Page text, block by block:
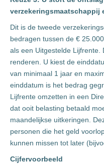
verzekeringsmaatschappij
Dit is de tweede
bedragen tussen de €
als een Uitgestelde Lijfrente.
renderen. U kiest de
van minimaal 1 jaar en
einddatum is het bedrag
Lijfrente omzetten in een
dat ooit belasting betaald
maandelijkse uitkeringen.
personen die het geld
kunnen missen tot later
Cijfervoorbeeld